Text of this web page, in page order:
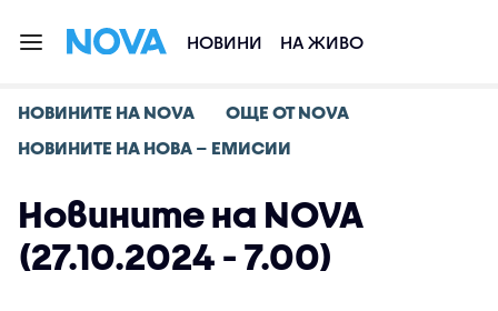
НОВИНИ НА ЖИВО
НОВИНИТЕ НА NOVA
ОЩЕ ОТ NOVA
НОВИНИТЕ НА НОВА – ЕМИСИИ
Новините на NOVA
(27.10.2024 - 7.00)